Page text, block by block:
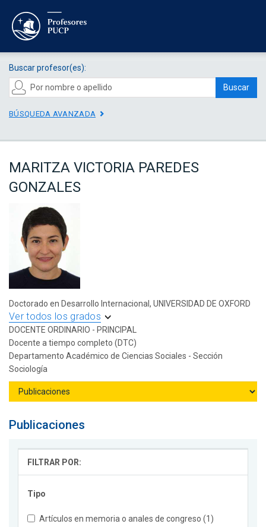
Buscar profesor(es):
Buscar
BÚSQUEDA AVANZADA
MARITZA VICTORIA PAREDES
GONZALES
Doctorado en Desarrollo Internacional, UNIVERSIDAD DE OXFORD
Ver todos los grados
DOCENTE ORDINARIO - PRINCIPAL
Docente a tiempo completo (DTC)
Departamento Académico de Ciencias Sociales - Sección
Sociología
Publicaciones
FILTRAR POR:
Tipo
Artículos en memoria o anales de congreso (1)